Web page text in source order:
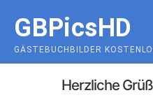
content
GBPicsHD
GÄSTEBUCHBILDER
Herzliche